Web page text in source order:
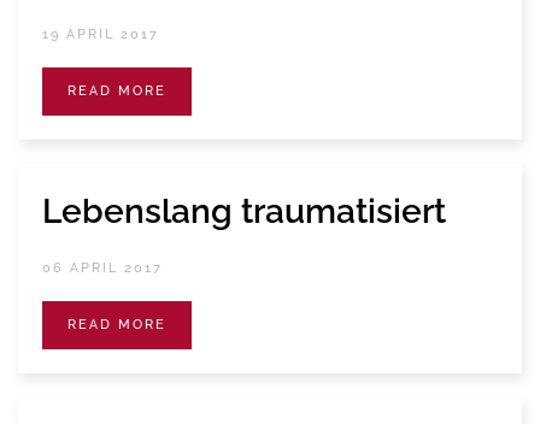
19 APRIL 2017
READ MORE
Lebenslang traumatisiert
06 APRIL 2017
READ MORE